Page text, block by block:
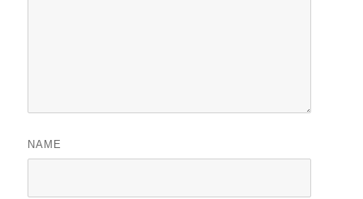
NAME